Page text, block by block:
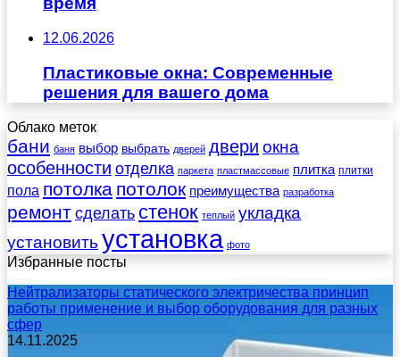
12.06.2026
Пластиковые окна: Современные
решения для вашего дома
Облако меток
бани баня выбор выбрать дверей двери окна
особенности отделка паркета пластмассовые плитка плитки
пола потолка потолок преимущества разработка
ремонт сделать стенок теплый укладка
установить установка фото
Избранные посты
Нейтрализаторы статического электричества принцип
работы применение и выбор оборудования для разных
сфер
14.11.2025